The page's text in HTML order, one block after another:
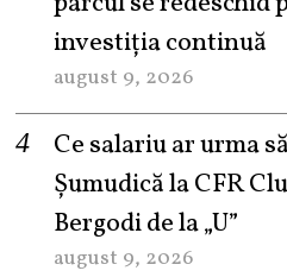
investiția continuă
august 9, 2026
Ce salariu ar urma
Șumudică la CFR
Bergodi de la „U”
august 9, 2026